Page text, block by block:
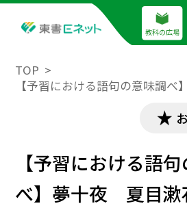
教科の広場
TOP
【予習における語句の意味調
【予習における語
べ】夢十夜 夏目漱